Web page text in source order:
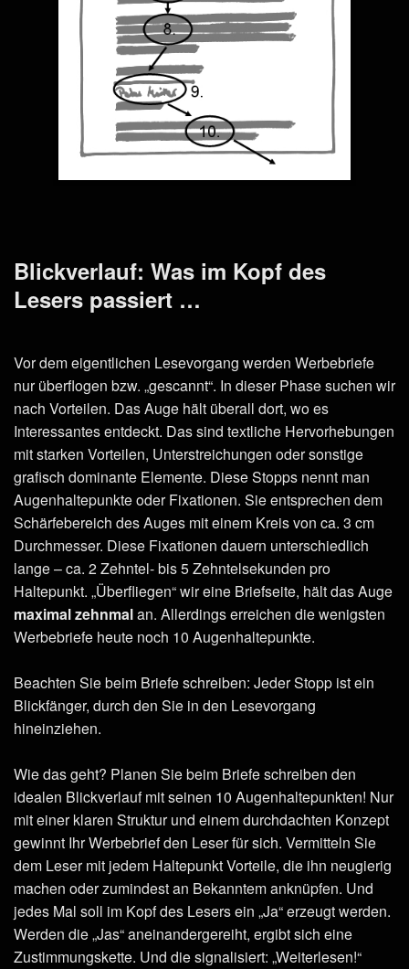
Blickverlauf: Was im Kopf des
Lesers passiert …
Vor dem eigentlichen Lesevorgang werden Werbebriefe
nur überflogen bzw. „gescannt“. In dieser Phase suchen wir
nach Vorteilen. Das Auge hält überall dort, wo es
Interessantes entdeckt. Das sind textliche Hervorhebungen
mit starken Vorteilen, Unterstreichungen oder sonstige
grafisch dominante Elemente. Diese Stopps nennt man
Augenhaltepunkte oder Fixationen. Sie entsprechen dem
Schärfebereich des Auges mit einem Kreis von ca. 3 cm
Durchmesser. Diese Fixationen dauern unterschiedlich
lange – ca. 2 Zehntel- bis 5 Zehntelsekunden pro
Haltepunkt. „Überfliegen“ wir eine Briefseite, hält das Auge
maximal zehnmalan. Allerdings erreichen die wenigsten
Werbebriefe heute noch 10 Augenhaltepunkte.
Beachten Sie beim Briefe schreiben: Jeder Stopp ist ein
Blickfänger, durch den Sie in den Lesevorgang
hineinziehen.
Wie das geht? Planen Sie beim Briefe schreiben den
idealen Blickverlauf mit seinen 10 Augenhaltepunkten! Nur
mit einer klaren Struktur und einem durchdachten Konzept
gewinnt Ihr Werbebrief den Leser für sich. Vermitteln Sie
dem Leser mit jedem Haltepunkt Vorteile, die ihn neugierig
machen oder zumindest an Bekanntem anknüpfen. Und
jedes Mal soll im Kopf des Lesers ein „Ja“ erzeugt werden.
Werden die „Jas“ aneinandergereiht, ergibt sich eine
Zustimmungskette. Und die signalisiert: „Weiterlesen!“